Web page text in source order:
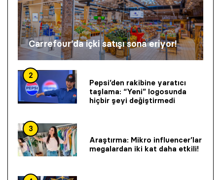
Carrefour’da içki satışı sona eriyor!
2
Pepsi’den rakibine yaratıcı
taşlama: “Yeni” logosunda
hiçbir şeyi değiştirmedi
3
Araştırma: Mikro influencer’lar
megalardan iki kat daha etkili!